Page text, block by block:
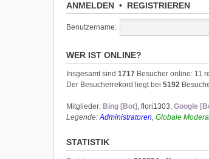
ANMELDEN • REGISTRIEREN
Benutzername:
WER IST ONLINE?
Insgesamt sind 1717 Besucher online: 11
Der Besucherrekord liegt bei 5192
Mitglieder: Bing [Bot] , flori1303, Google
Legende:Administratoren, Globale
STATISTIK